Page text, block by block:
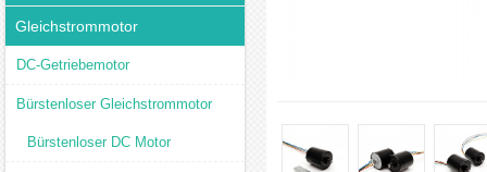
Gleichstrommotor
DC-Getriebemotor
Bürstenloser Gleichstrommotor
Bürstenloser DC Motor